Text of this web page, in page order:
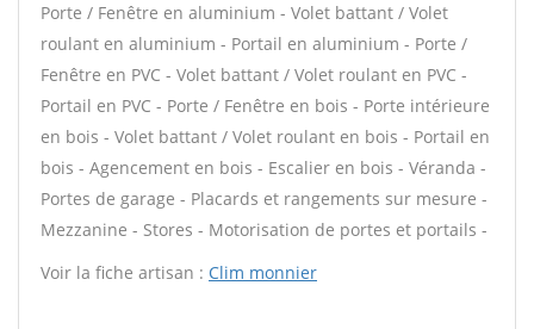
Porte / Fenêtre en aluminium - Volet battant / Volet
roulant en aluminium - Portail en aluminium - Porte /
Fenêtre en PVC - Volet battant / Volet roulant en PVC -
Portail en PVC - Porte / Fenêtre en bois - Porte intérieure
en bois - Volet battant / Volet roulant en bois - Portail en
bois - Agencement en bois - Escalier en bois - Véranda -
Portes de garage - Placards et rangements sur mesure -
Mezzanine - Stores - Motorisation de portes et portails -
Voir la fiche artisan : Clim monnier